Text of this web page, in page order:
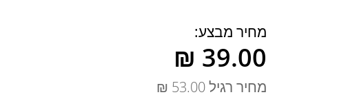
מחיר מבצע
מחיר רגיל